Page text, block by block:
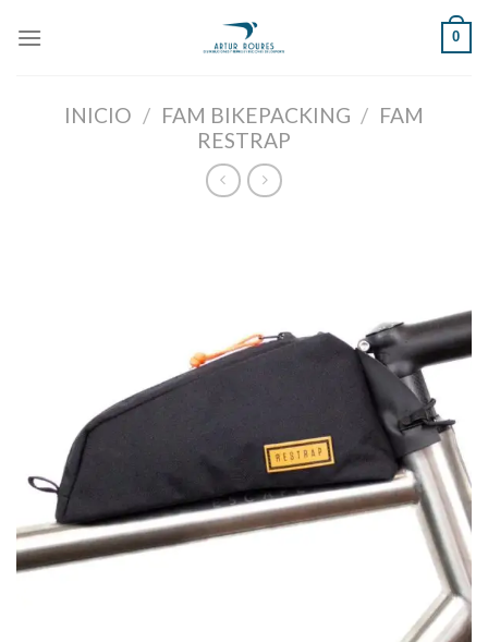
0
INICIO / FAM BIKEPACKING / FAM
RESTRAP